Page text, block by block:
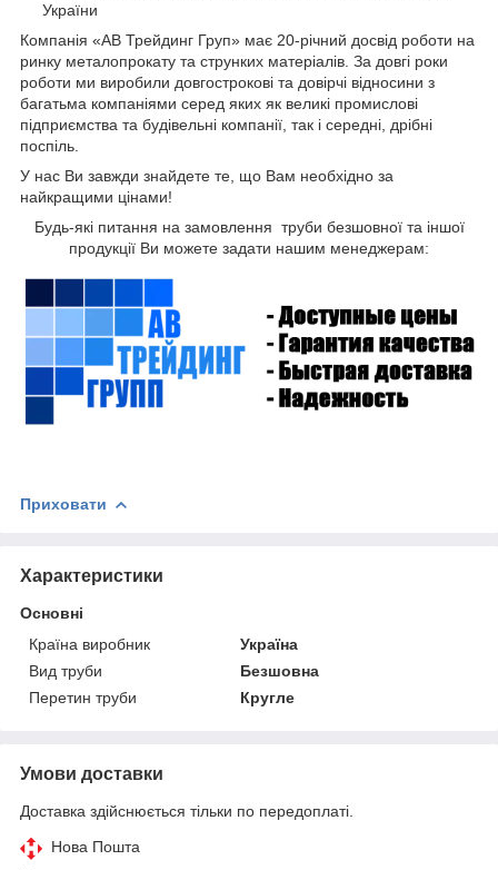
України
Компанія «АВ Трейдинг Груп» має 20-річний досвід роботи на
ринку металопрокату та струнких матеріалів. За довгі роки
роботи ми виробили довгострокові та довірчі відносини з
багатьма компаніями серед яких як великі промислові
підприємства та будівельні компанії, так і середні, дрібні
поспіль.
У нас Ви завжди знайдете те, що Вам необхідно за
найкращими цінами!
Будь-які питання на замовлення труби безшовної та іншої
продукції Ви можете задати нашим менеджерам:
Приховати
Характеристики
Основні
Країна виробник
Україна
Вид труби
Безшовна
Перетин труби
Кругле
Умови доставки
Доставка здійснюється тільки по передоплаті.
Нова Пошта